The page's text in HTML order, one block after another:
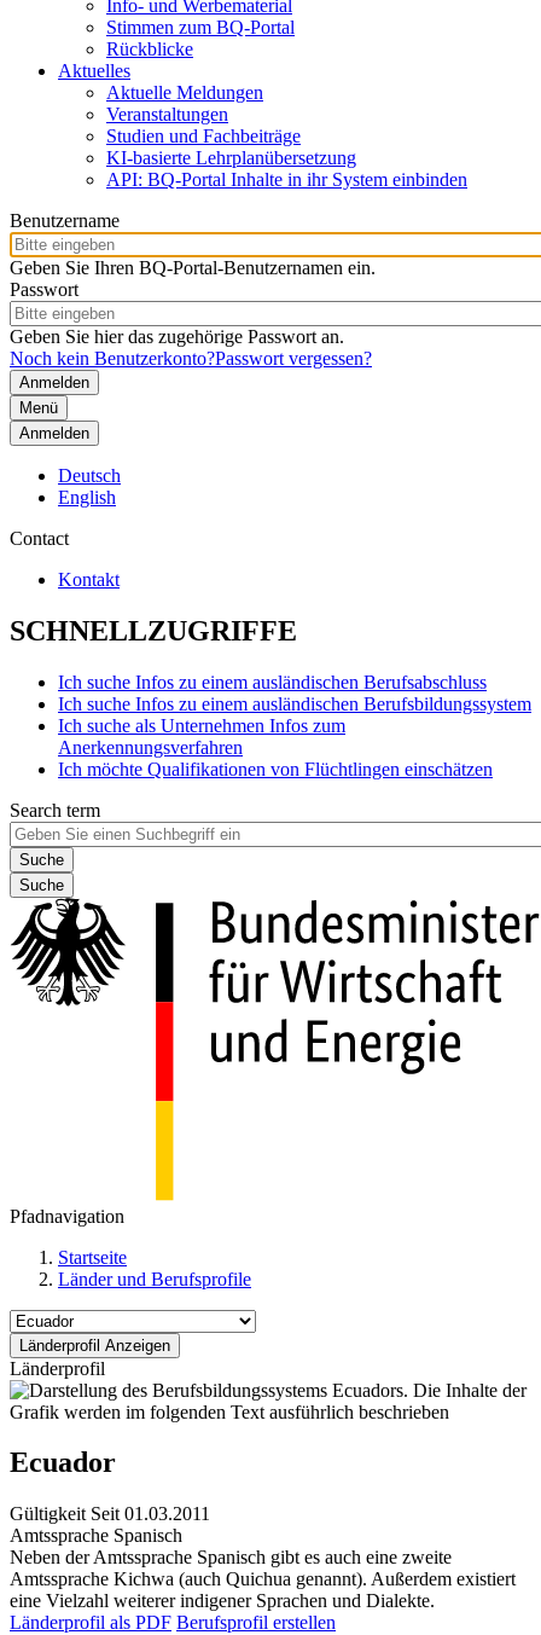
Info- und Werbematerial
Stimmen zum BQ-Portal
Rückblicke
Aktuelles
Aktuelle Meldungen
Veranstaltungen
Studien und Fachbeiträge
KI-basierte Lehrplanübersetzung
API: BQ-Portal Inhalte in ihr System einbinden
Benutzername
Geben Sie Ihren BQ-Portal-Benutzernamen ein.
Passwort
Geben Sie hier das zugehörige Passwort an.
Noch kein Benutzerkonto?Passwort vergessen?
Menü
Anmelden
Deutsch
English
Contact
Kontakt
SCHNELLZUGRIFFE
Ich suche Infos zu einem ausländischen Berufsabschluss
Ich suche Infos zu einem ausländischen Berufsbildungssystem
Ich suche als Unternehmen Infos zum
Anerkennungsverfahren
Ich möchte Qualifikationen von Flüchtlingen einschätzen
Search term
Suche
Pfadnavigation
Startseite
Länder und Berufsprofile
Länderprofil
Ecuador
Gültigkeit Seit 01.03.2011
Amtssprache Spanisch
Neben der Amtssprache Spanisch gibt es auch eine zweite
Amtssprache Kichwa (auch Quichua genannt). Außerdem existiert
eine Vielzahl weiterer indigener Sprachen und Dialekte.
Länderprofil als PDF Berufsprofil erstellen